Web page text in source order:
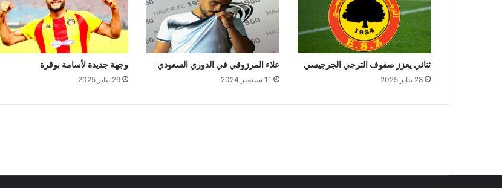
ثنائي يعزز صفوف الترجي الجرجيسي
28 يناير 2025
علاء المرزوقي في الدوري السعودي
11 سبتمبر 2024
وجهة جديدة لأسامة بوقرة
29 يناير 2025